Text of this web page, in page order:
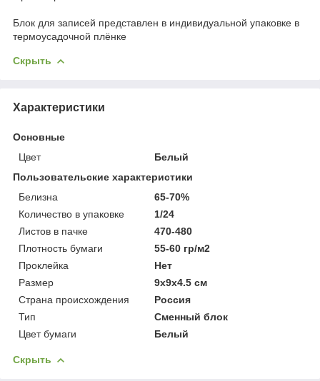
Блок для записей представлен в индивидуальной упаковке в
термоусадочной плёнке
Скрыть
Характеристики
Основные
Цвет
Белый
Пользовательские характеристики
Белизна
65-70%
Количество в упаковке
1/24
Листов в пачке
470-480
Плотность бумаги
55-60 гр/м2
Проклейка
Нет
Размер
9x9x4.5 см
Страна происхождения
Россия
Тип
Сменный блок
Цвет бумаги
Белый
Скрыть